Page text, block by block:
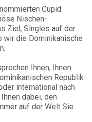
Cupid
Nischen-
Ziel, Singles auf der
wir die Dominikanische
Ihnen, Ihnen
Republik
international nach
dabei, den
auf der Welt Sie